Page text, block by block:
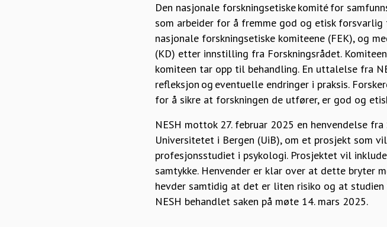
Den nasjonale forskningsetiske komité for
som arbeider for å fremme god og etisk
nasjonale forskningsetiske komiteene (FEK), og
(KD) etter innstilling fra Forskningsrådet.
komiteen tar opp til behandling. En uttalelse fra
refleksjon og eventuelle endringer i praksis.
for å sikre at forskningen de utfører, er god og
NESH mottok 27. februar 2025 en henvendelse
Universitetet i Bergen (UiB), om et prosjekt som
profesjonsstudiet i psykologi. Prosjektet vil
samtykke. Henvender er klar over at dette bryter
hevder samtidig at det er liten risiko og at
NESH behandlet saken på møte 14. mars 2025.